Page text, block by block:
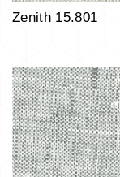
Zenith 15.801